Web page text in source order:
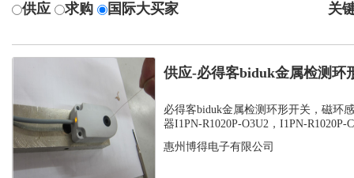
供应 求购 国际大买家 关
供应-必得客biduk金属检测环
感应器...
必得客biduk金属检测环形开关，磁环
器I1PN-R1020P-O3U2，I1PN-R1020P-
惠州博得电子有限公司